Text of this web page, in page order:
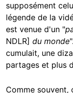
supposément
légende de la
est venue d'un "
NDLR] du monde
cumulait, une
partages et plus
Comme souvent,